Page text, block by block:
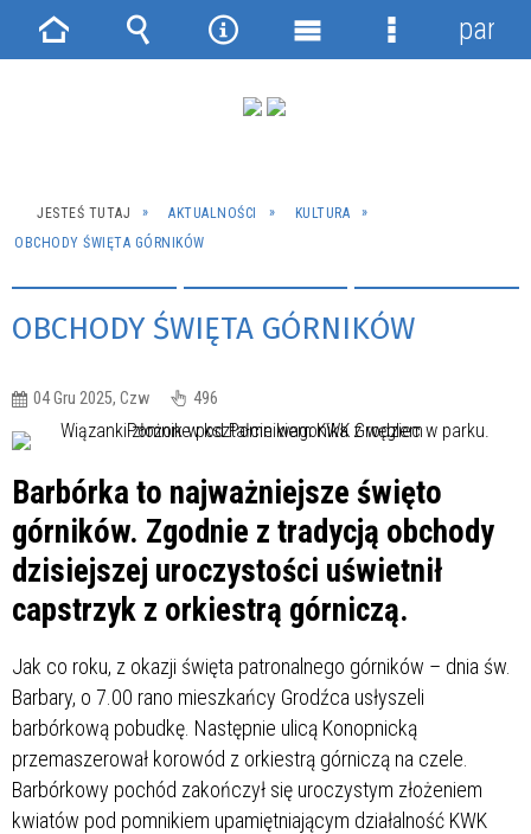
JESTEŚ TUTAJ AKTUALNOŚCI
KULTURA
OBCHODY ŚWIĘTA GÓRNIKÓW
OBCHODY ŚWIĘTA GÓRNIKÓW
04 Gru 2025, Czw 496
Barbórka to najważniejsze święto
górników. Zgodnie z tradycją obchody
dzisiejszej uroczystości uświetnił
capstrzyk z orkiestrą górniczą.
Jak co roku, z okazji święta patronalnego górników – dnia św.
Barbary, o 7.00 rano mieszkańcy Grodźca usłyszeli
barbórkową pobudkę. Następnie ulicą Konopnicką
przemaszerował korowód z orkiestrą górniczą na czele.
Barbórkowy pochód zakończył się uroczystym złożeniem
kwiatów pod pomnikiem upamiętniającym działalność KWK
Strona Wyszukiwarka
NarzędziaMenu
Menu
panel